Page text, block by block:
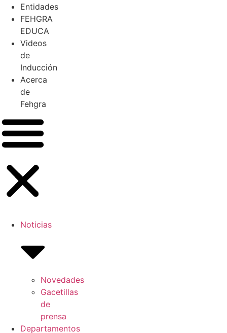
Entidades
FEHGRA
EDUCA
Videos
de
Inducción
Acerca
de
Fehgra
Noticias
Novedades
Gacetillas
de
prensa
Departamentos